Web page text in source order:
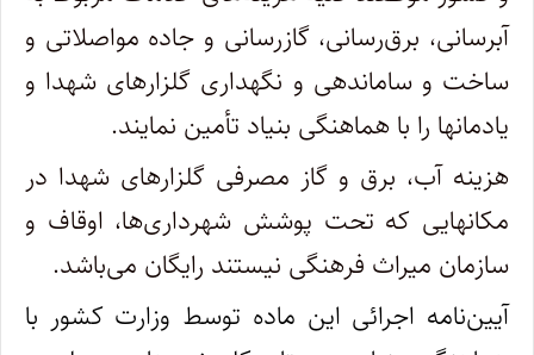
آبرسانی، برق‌رسانی، گازرسانی و جاده مواصلاتی و
ساخت و ساماندهی و نگهداری گلزارهای شهدا و
یادمانها را با هماهنگی بنیاد تأمین نمایند.
هزینه آب، برق و گاز مصرفی گلزارهای شهدا در
مکانهایی که تحت پوشش شهرداری‌ها، اوقاف و
سازمان میراث فرهنگی نیستند رایگان می‌باشد.
آیین‌نامه اجرائی این ماده توسط وزارت کشور با